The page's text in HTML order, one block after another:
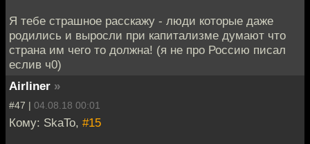
Я тебе страшное расскажу - люди которые даже
родились и выросли при капитализме думают что
страна им чего то должна! (я не про Россию писал
еслив ч0)
Airliner »
#47 | 04.08.18 00:01
Кому: SkaTo, #15